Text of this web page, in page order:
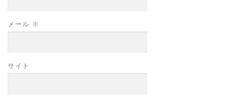
メール ※
サイト